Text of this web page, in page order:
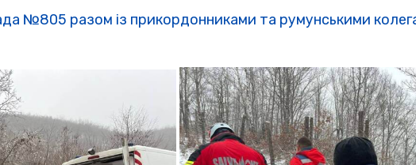
№805 разом із прикордонниками та румунськими